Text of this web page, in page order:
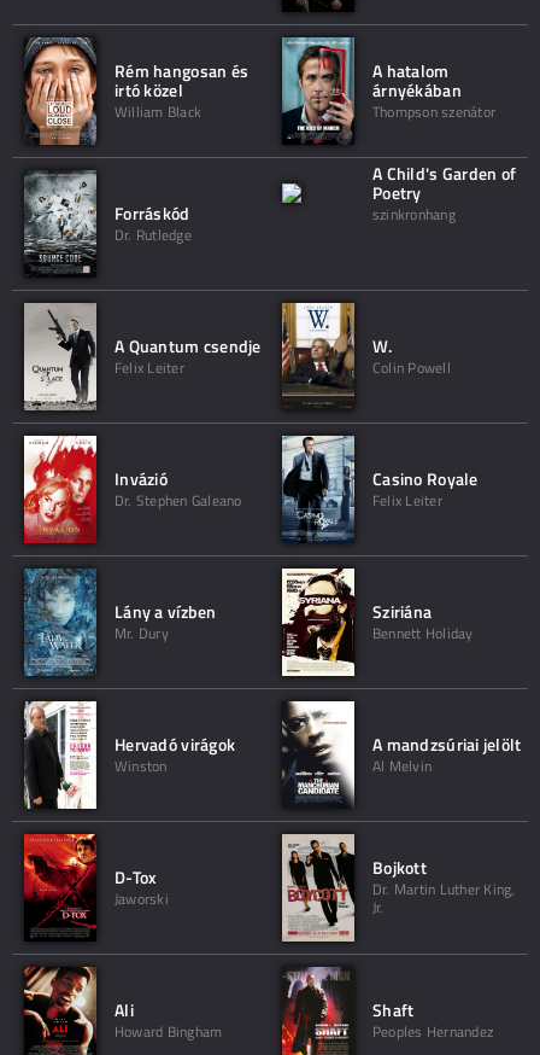
Rém hangosan és
irtó közel
William Black
A hatalom
árnyékában
Thompson szenátor
Forráskód
Dr. Rutledge
A Child's Garden of
Poetry
szinkronhang
A Quantum csendje
Felix Leiter
W.
Colin Powell
Invázió
Dr. Stephen Galeano
Casino Royale
Felix Leiter
Lány a vízben
Mr. Dury
Sziriána
Bennett Holiday
Hervadó virágok
Winston
A mandzsúriai jelölt
Al Melvin
D-Tox
Jaworski
Bojkott
Dr. Martin Luther King,
Jr.
Ali
Howard Bingham
Shaft
Peoples Hernandez